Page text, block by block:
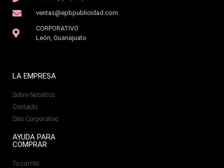
ventas@epbpublicidad.com
CORPORATIVO
León, Guanajuato
LA EMPRESA
Sobre Nosotros
Contacto
Sitio Corporativo
AYUDA PARA
COMPRAR
Tu carrito